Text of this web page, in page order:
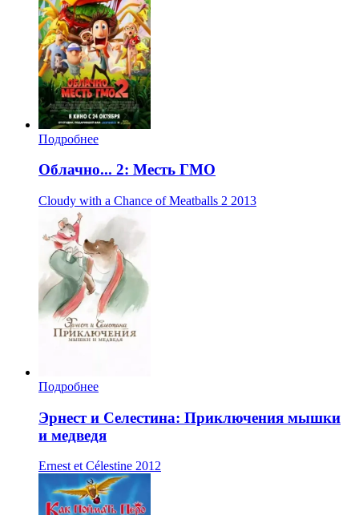
Подробнее
Облачно... 2: Месть ГМО
Cloudy with a Chance of Meatballs 2 2013
Подробнее
Эрнест и Селестина: Приключения мышки
и медведя
Ernest et Célestine 2012